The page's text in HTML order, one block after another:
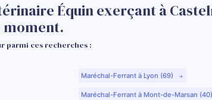
Équin exerçant à
parmi ces recherches :
Maréchal-Ferrant à Lyon (69)
Maréchal-Ferrant à Mont-de-Marsan